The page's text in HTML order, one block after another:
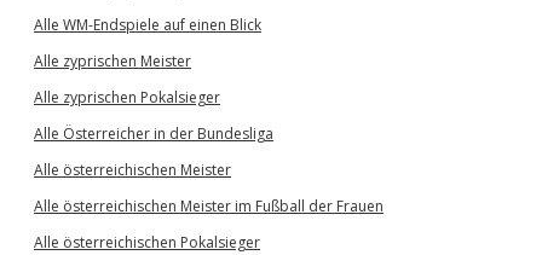
Alle WM-Endspiele auf einen Blick
Alle zyprischen Meister
Alle zyprischen Pokalsieger
Alle Österreicher in der Bundesliga
Alle österreichischen Meister
Alle österreichischen Meister im Fußball der Frauen
Alle österreichischen Pokalsieger